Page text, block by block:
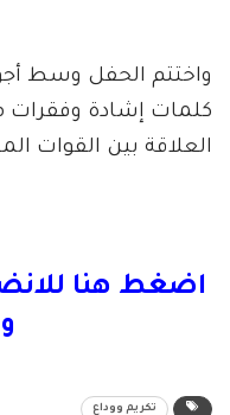
واختتم الحفل وسط
كلمات إشادة وفقرات
العلاقة بين القوات
اضغط هنا
تكريم ووداع